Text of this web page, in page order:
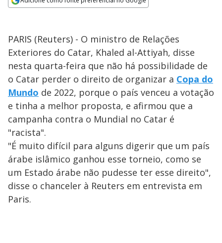
PARIS (Reuters) - O ministro de Relações
Exteriores do Catar, Khaled al-Attiyah, disse
nesta quarta-feira que não há possibilidade de
o Catar perder o direito de organizar a Copa do
Mundo de 2022, porque o país venceu a votação
e tinha a melhor proposta, e afirmou que a
campanha contra o Mundial no Catar é
"racista".
"É muito difícil para alguns digerir que um país
árabe islâmico ganhou esse torneio, como se
um Estado árabe não pudesse ter esse direito",
disse o chanceler à Reuters em entrevista em
Paris.